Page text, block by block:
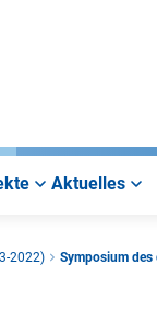
Aktuelles
2022) Symposium